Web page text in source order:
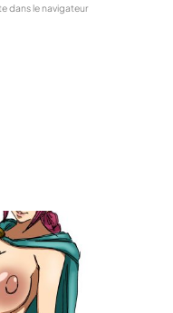
dans le navigateur